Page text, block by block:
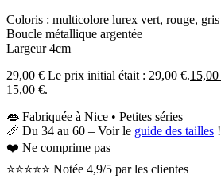
Coloris : multicolore lurex vert, rouge, gris
Boucle métallique argentée
Largeur 4cm
29,00€ Le prix initial était : 29,00 €.15,00
15,00 €.
👄 Fabriquée à Nice • Petites séries
📏 Du 34 au 60 – Voir le guide des tailles !
❤️ Ne comprime pas
⭐⭐⭐⭐⭐ Notée 4,9/5 par les clientes